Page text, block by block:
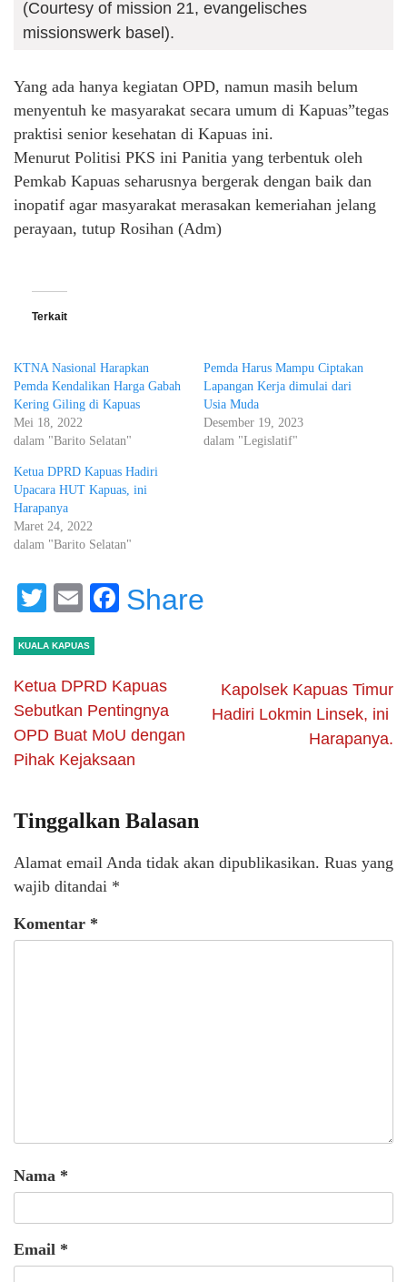
(Courtesy of mission 21, evangelisches
missionswerk basel).
Yang ada hanya kegiatan OPD, namun masih belum
menyentuh ke masyarakat secara umum di Kapuas”tegas
praktisi senior kesehatan di Kapuas ini.
Menurut Politisi PKS ini Panitia yang terbentuk oleh
Pemkab Kapuas seharusnya bergerak dengan baik dan
inopatif agar masyarakat merasakan kemeriahan jelang
perayaan, tutup Rosihan (Adm)
Terkait
KTNA Nasional Harapkan
Pemda Kendalikan Harga Gabah
Kering Giling di Kapuas
Mei 18, 2022
dalam "Barito Selatan"
Pemda Harus Mampu Ciptakan
Lapangan Kerja dimulai dari
Usia Muda
Desember 19, 2023
dalam "Legislatif"
Ketua DPRD Kapuas Hadiri
Upacara HUT Kapuas, ini
Harapanya
Maret 24, 2022
dalam "Barito Selatan"
Twitter
EmailFacebook
Share
KUALA KAPUAS
Ketua DPRD Kapuas
Sebutkan Pentingnya
OPD Buat MoU dengan
Pihak Kejaksaan
Kapolsek Kapuas Timur
Hadiri Lokmin Linsek, ini
Harapanya.
Tinggalkan Balasan
Alamat email Anda tidak akan dipublikasikan. Ruas yang
wajib ditandai *
Komentar *
Nama *
Email *